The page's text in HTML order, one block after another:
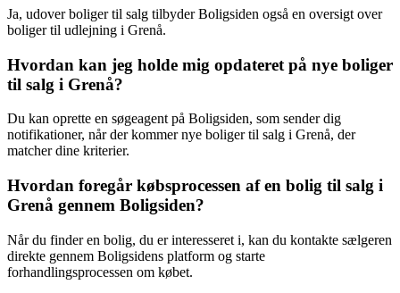
Ja, udover boliger til salg tilbyder Boligsiden også en oversigt over
boliger til udlejning i Grenå.
Hvordan kan jeg holde mig opdateret på nye boliger
til salg i Grenå?
Du kan oprette en søgeagent på Boligsiden, som sender dig
notifikationer, når der kommer nye boliger til salg i Grenå, der
matcher dine kriterier.
Hvordan foregår købsprocessen af en bolig til salg i
Grenå gennem Boligsiden?
Når du finder en bolig, du er interesseret i, kan du kontakte sælgeren
direkte gennem Boligsidens platform og starte
forhandlingsprocessen om købet.